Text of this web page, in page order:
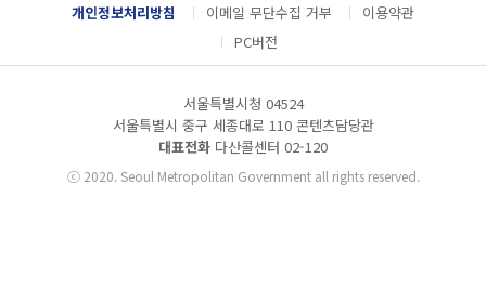
e
l
운
드
개인정보처리방침 이메일 무단수집 거부
이용약관
PC버전
서울특별시청 04524
서울특별시 중구 세종대로 110 콘텐츠담당관
대표전화 다산콜센터 02-120
ⓒ2020. Seoul Metropolitan Government all rights reserved.